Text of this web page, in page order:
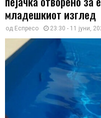
младешкиот изглед
од Еспресо 23:30 - 11 јуни,